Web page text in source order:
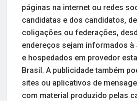
páginas na internet ou redes
candidatas e dos candidatos,
coligações ou federações,
endereços sejam informados à
e hospedados em provedor
Brasil. A publicidade também
sites ou aplicativos de
com material produzido pelas